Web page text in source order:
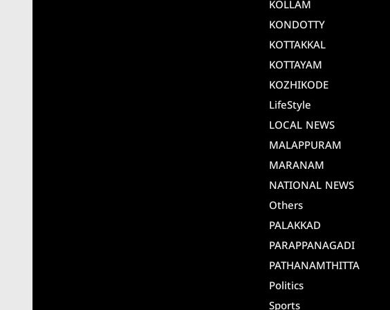
KOLLAM
KONDOTTY
KOTTAKKAL
KOTTAYAM
KOZHIKODE
LifeStyle
LOCAL NEWS
MALAPPURAM
MARANAM
NATIONAL NEWS
Others
PALAKKAD
PARAPPANAGADI
PATHANAMTHITTA
Politics
Sports